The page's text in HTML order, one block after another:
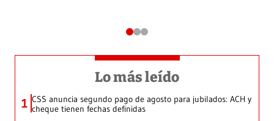
Lo más leído
1 CSS anuncia segundo pago de agosto para jubilados: ACH y
cheque tienen fechas definidas